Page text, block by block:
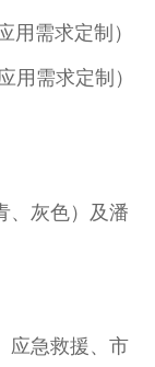
用需求定制）
用需求定制）
、灰色）及潘
应急救援、市